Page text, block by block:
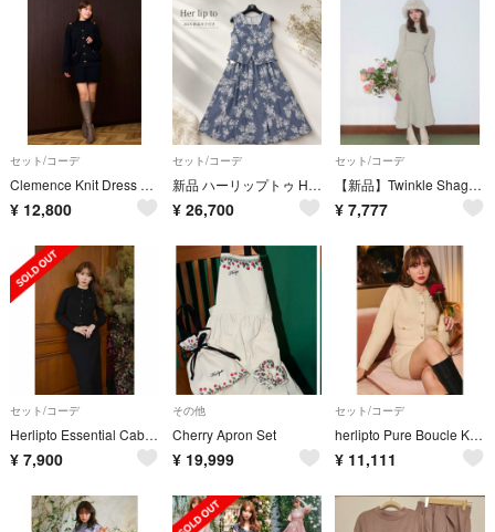
セット/コーデ
Clemence Knit Dress Set
¥ 12,800
セット/コーデ
新品 ハーリップトゥ Her rip to Martigues Jacquard Vest Set
¥ 26,700
セット/コーデ
【新品】Twinkle Shaggy KnitTop&Mermaid Skirt
¥ 7,777
セット/コーデ
Herlipto Essential Cable Knit Skirt set
¥ 7,900
その他
Cherry Apron Set
¥ 19,999
セット/コーデ
herlipto Pure Boucle Knit Set
¥ 11,111